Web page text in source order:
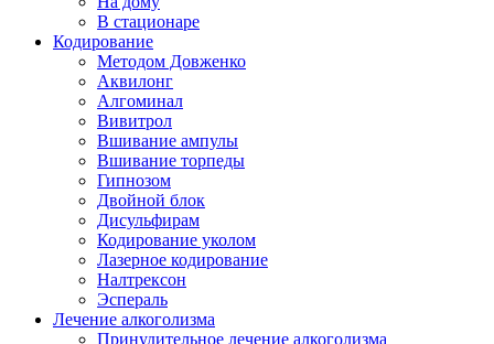
В стационаре
Кодирование
Методом Довженко
Аквилонг
Алгоминал
Вивитрол
Вшивание ампулы
Вшивание торпеды
Гипнозом
Двойной блок
Дисульфирам
Кодирование уколом
Лазерное кодирование
Налтрексон
Эспераль
Лечение алкоголизма
Принудительное лечение алкоголизма